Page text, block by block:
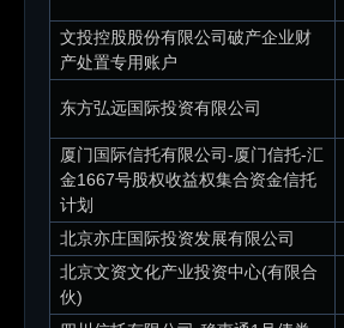
文投控股股份有限公司破产企业财
产处置专用账户
东方弘远国际投资有限公司
厦门国际信托有限公司-厦门信托-汇
金1667号股权收益权集合资金信托
计划
北京亦庄国际投资发展有限公司
北京文资文化产业投资中心(有限合
伙)